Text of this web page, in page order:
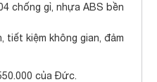
chống gỉ, nhựa ABS bền
tiết kiệm không gian, đảm
của Đức.